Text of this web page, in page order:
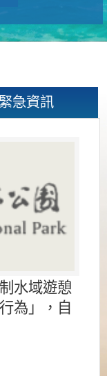
緊急資訊
水域遊憩
為」，自